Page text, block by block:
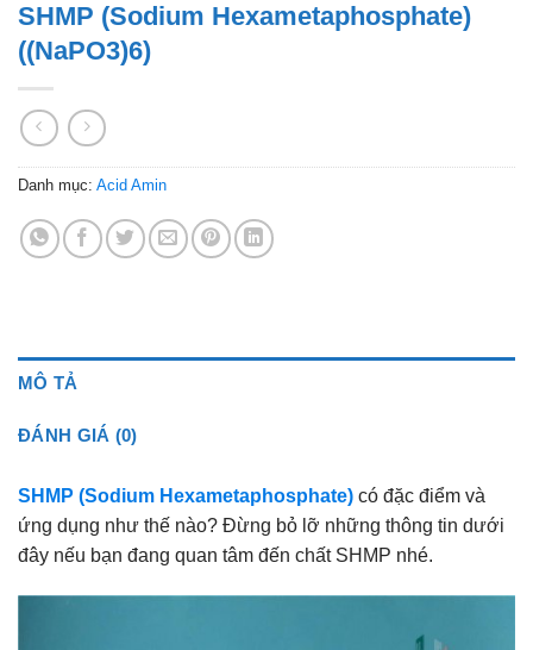
SHMP (Sodium Hexametaphosphate)
((NaPO3)6)
Danh mục: Acid Amin
MÔ TẢ
ĐÁNH GIÁ (0)
SHMP (Sodium Hexametaphosphate) có đặc điểm và
ứng dụng như thế nào? Đừng bỏ lỡ những thông tin dưới
đây nếu bạn đang quan tâm đến chất SHMP nhé.